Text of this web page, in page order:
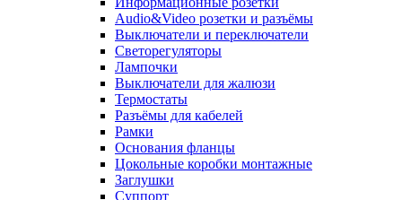
Audio&Video розетки и разъёмы
Выключатели и переключатели
Светорегуляторы
Лампочки
Выключатели для жалюзи
Термостаты
Разъёмы для кабелей
Рамки
Основания фланцы
Цокольные коробки монтажные
Заглушки
Суппорт